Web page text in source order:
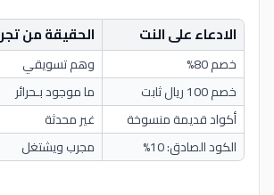
الادعاء على النت الحقيقة من
خصم 80% وهم تسويقي
خصم 100 ريال ثابت
ما موجود بـحرائر
أكواد قديمة منسوخة
غير محدثة
الكود الصادق: 10%
مجرب ويشتغل